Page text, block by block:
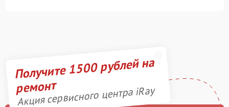
Получите 1500 рублей на
ремонт
Акция сервисного центра iRay